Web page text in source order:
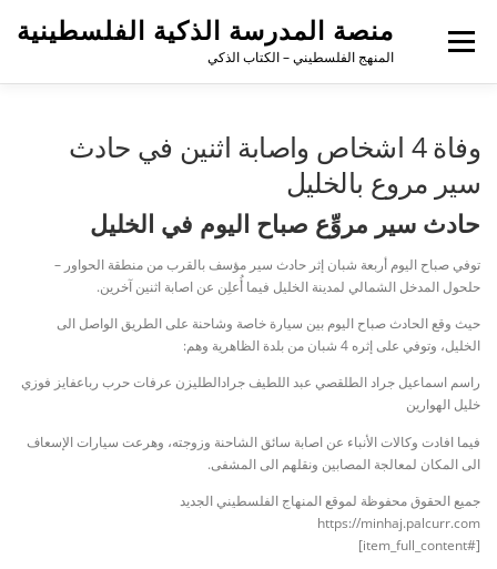
منصة المدرسة الذكية الفلسطينية
المنهج الفلسطيني – الكتاب الذكي
القائمة
وفاة 4 اشخاص واصابة اثنين في حادث
سير مروع بالخليل
حادث سير مروِّع صباح اليوم في الخليل
توفي صباح اليوم أربعة شبان إثر حادث سير مؤسف بالقرب من منطقة الحواور –
حلحول المدخل الشمالي لمدينة الخليل فيما أُعلِن عن اصابة اثنين آخرين.
حيث وقع الحادث صباح اليوم بين سيارة خاصة وشاحنة على الطريق الواصل الى
الخليل، وتوفي على إثره 4 شبان من بلدة الظاهرية وهم:
راسم اسماعيل جراد الطلقصي عبد اللطيف جرادالطليزن عرفات حرب رباعفايز فوزي
خليل الهوارين
فيما افادت وكالات الأنباء عن اصابة سائق الشاحنة وزوجته، وهرعت سيارات الإسعاف
الى المكان لمعالجة المصابين ونقلهم الى المشفى.
جميع الحقوق محفوظة لموقع المنهاج الفلسطيني الجديد
https://minhaj.palcurr.com
[#item_full_content]